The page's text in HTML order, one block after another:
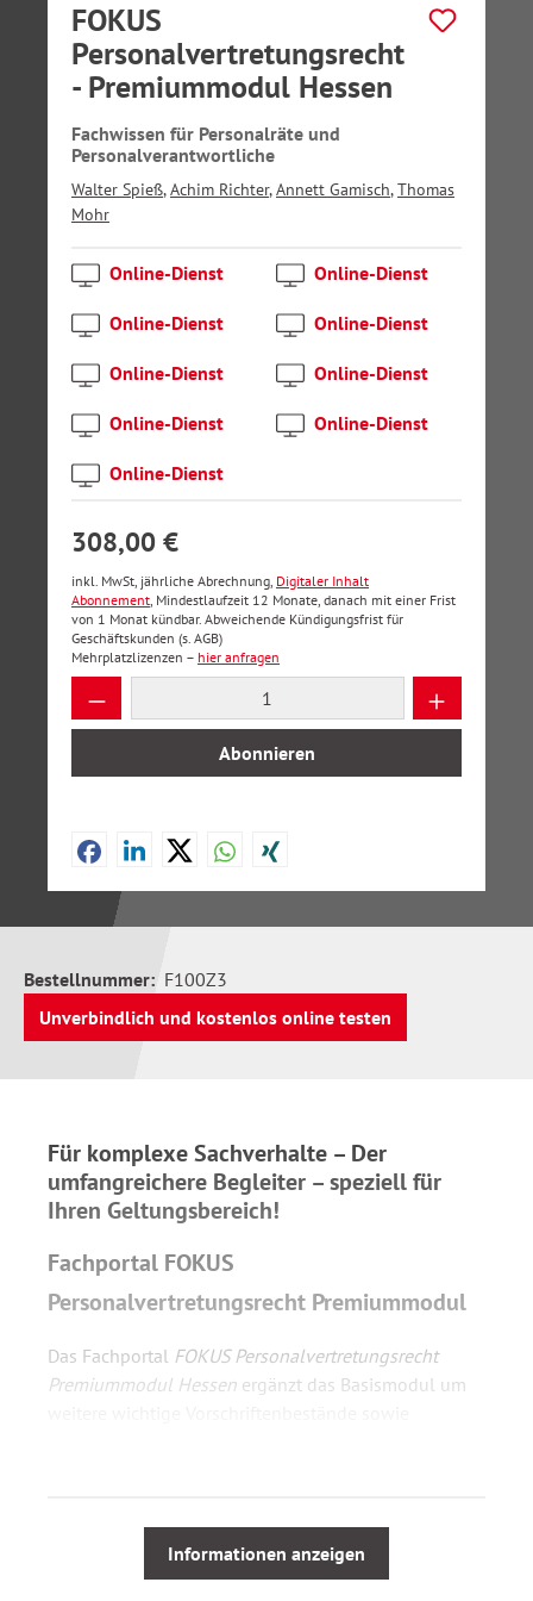
FOKUS
Personalvertretungsrecht
- Premiummodul Hessen
Fachwissen für Personalräte und
Personalverantwortliche
Walter Spieß,Achim Richter,Annett Gamisch,Thomas
Mohr
Online-Dienst Online-Dienst
Online-Dienst Online-Dienst
Online-Dienst Online-Dienst
Online-Dienst Online-Dienst
Online-Dienst
308,00 €
inkl. MwSt, jährliche Abrechnung, Digitaler Inhalt
Abonnement, Mindestlaufzeit 12 Monate, danach mit einer Frist
von 1 Monat kündbar. Abweichende Kündigungsfrist für
Geschäftskunden (s. AGB)
Mehrplatzlizenzen – hier anfragen
Produkt Anzahl: Gib den gewünschten
Abonnieren
Bestellnummer: F100Z3
Unverbindlich und kostenlos online testen
Für komplexe Sachverhalte – Der
umfangreichere Begleiter – speziell für
Ihren Geltungsbereich!
Fachportal FOKUS
Personalvertretungsrecht Premiummodul
Das Fachportal FOKUS Personalvertretungsrecht
Premiummodul Hessen ergänzt das Basismodul um
Das FachportalFOKUS Personalvertretungsrecht
Informationen anzeigen